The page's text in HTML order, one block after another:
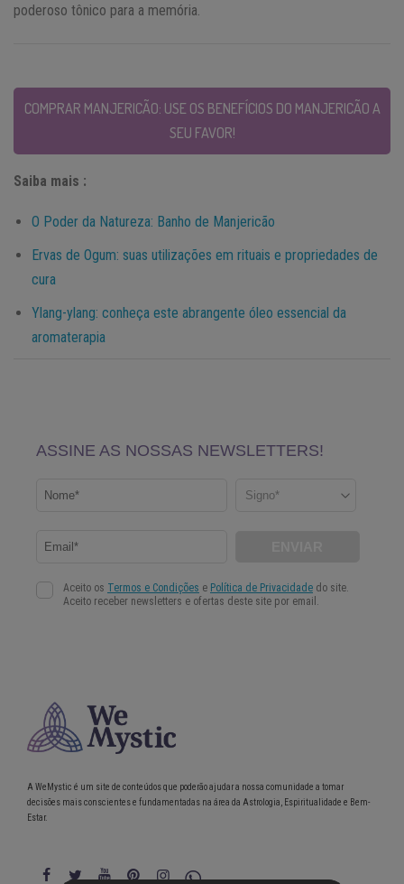
poderoso tônico para a memória.
COMPRAR MANJERICÃO: USE OS BENEFÍCIOS DO MANJERICÃO A
SEU FAVOR!
Saiba mais :
O Poder da Natureza: Banho de Manjericão
Ervas de Ogum: suas utilizações em rituais e propriedades de
cura
Ylang-ylang: conheça este abrangente óleo essencial da
aromaterapia
A WeMystic é um site de conteúdos que poderão ajudar a nossa comunidade a tomar
decisões mais conscientes e fundamentadas na área da Astrologia, Espiritualidade e Bem-
Estar.